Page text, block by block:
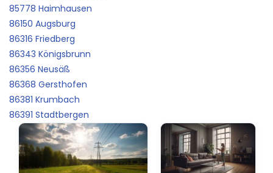
85778 Haimhausen
86150 Augsburg
86316 Friedberg
86343 Königsbrunn
86356 Neusäß
86368 Gersthofen
86381 Krumbach
86391 Stadtbergen